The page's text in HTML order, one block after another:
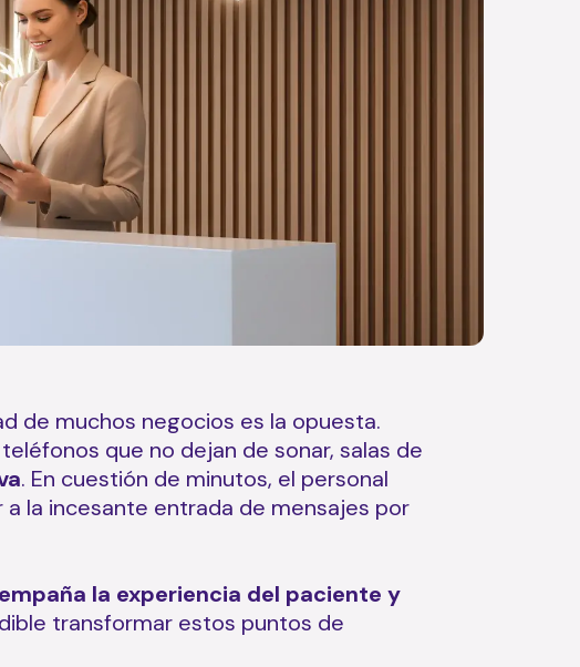
de muchos negocios es la opuesta.
que no dejan de sonar, salas de
. En cuestión de minutos, el personal
la incesante entrada de mensajes por
empaña la experiencia del paciente y
transformar estos puntos de